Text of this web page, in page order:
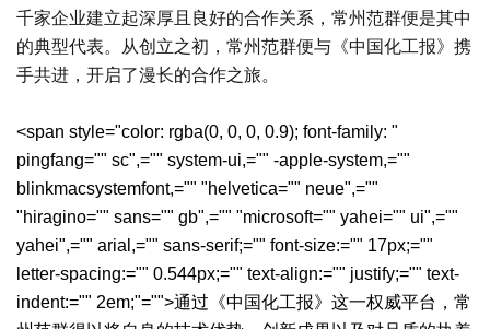
公司大事记
气流干燥系列
喷雾干燥机系列
带式干燥焙烧系列
真空干燥系列
圆盘干燥机系列
桨叶式干燥系列
食品行业
环保行业
化工行业
工程技术中心
质量监督技术中心
范群新闻
行业新闻
技术专栏
服务中心
常见问题
社会责任
全球契约组织成员
公共责任
节能环保
公益支持
绿色发展
绿色工厂
绿色供应链
人才招聘
联系我们
联系我们
千家企业建立起深厚且良好的合作关系，常州范群便是其中
的典型代表。从创立之初，常州范群便与《中国化工报》携
手共进，开启了漫长的合作之旅。
<span style="color: rgba(0, 0, 0, 0.9); font-family: "
pingfang="" sc",="" system-ui,="" -apple-system,=""
blinkmacsystemfont,="" "helvetica="" neue",=""
"hiragino="" sans="" gb",="" "microsoft="" yahei="" ui",=""
yahei",="" arial,="" sans-serif;="" font-size:="" 17px;=""
letter-spacing:="" 0.544px;="" text-align:="" justify;="" text-
indent:="" 2em;"="">通过《中国化工报》这一权威平台，常